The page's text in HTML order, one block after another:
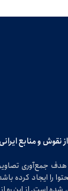
نقوش و منابع ایرانی
جمع‌آوری
را ایجاد کرده